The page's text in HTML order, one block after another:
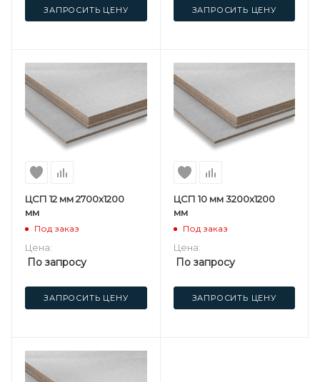
ЗАПРОСИТЬ ЦЕНУ ЗАПРОСИТЬ ЦЕНУ
ЦСП 12 мм 2700х1200
мм
Под заказ
Цена:
По запросу
ЗАПРОСИТЬ ЦЕНУ
ЦСП 10 мм 3200х1200
мм
Под заказ
Цена:
По запросу
ЗАПРОСИТЬ ЦЕНУ